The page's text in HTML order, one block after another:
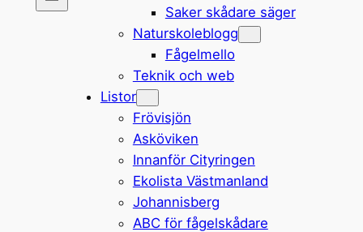
Saker skådare säger
Naturskoleblogg
Fågelmello
Teknik och web
Listor
Frövisjön
Asköviken
Innanför Cityringen
Ekolista Västmanland
Johannisberg
ABC för fågelskådare